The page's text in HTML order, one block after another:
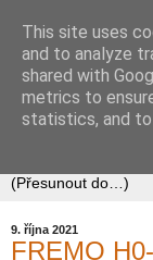
Spolek Zababov
se stavbou
9. října 2021
FREMO
This site uses
and to analyze
shared with
metrics to
statistics, and